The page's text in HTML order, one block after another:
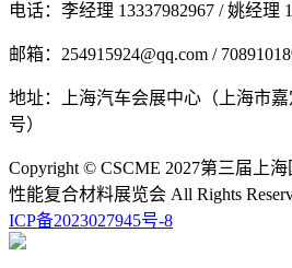
电话：李经理 13337982967 / 姚经理
邮箱：254915924@qq.com /
地址：上海汽车会展中心（上海市
号）
Copyright © CSCME 2027第三届上
性能复合材料展览会 All Rights
ICP备2023027945号-8